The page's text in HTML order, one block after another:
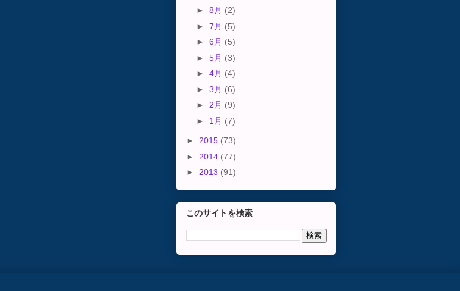
► 8月 (2)
► 7月 (5)
► 6月 (5)
► 5月 (3)
► 4月 (4)
► 3月 (6)
► 2月 (9)
► 1月 (7)
► 2015 (73)
► 2014 (77)
► 2013 (91)
このサイトを検索